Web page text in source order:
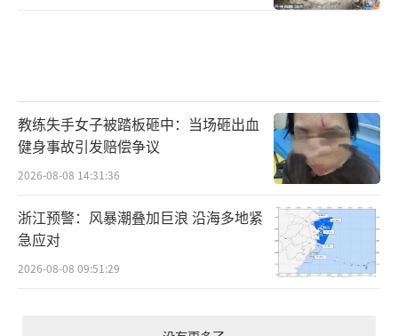
教练失手女子被踏板砸中：当场砸出血
健身事故引发赔偿争议
2026-08-08 14:31:36
浙江预警：风暴潮叠加巨浪 沿海多地紧
急应对
2026-08-08 09:51:29